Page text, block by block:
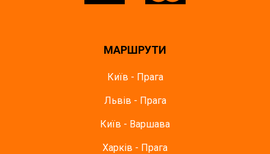
МАРШРУТИ
Київ - Прага
Львів - Прага
Київ - Варшава
Харків - Прага